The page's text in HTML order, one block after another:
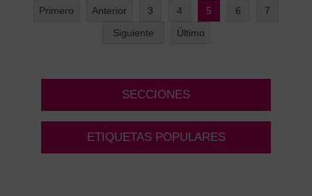
Primero Anterior 3 4 5 6
7
Siguiente
Último
SECCIONES
ETIQUETAS POPULARES